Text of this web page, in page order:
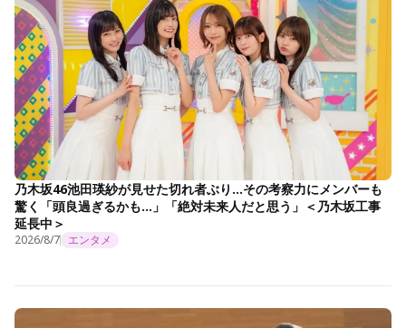
乃木坂46池田瑛紗が見せた切れ者ぶり…その考察力にメンバーも
驚く「頭良過ぎるかも…」「絶対未来人だと思う」＜乃木坂工事
延長中＞
2026/8/7 エンタメ